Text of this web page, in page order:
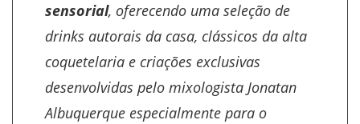
sensorial, oferecendo uma seleção de
drinks autorais da casa, clássicos da alta
coquetelaria e criações exclusivas
desenvolvidas pelo mixologista Jonatan
Albuquerque especialmente para o